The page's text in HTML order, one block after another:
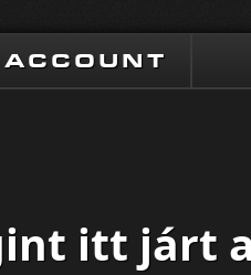
ACCOUNT
itt járt